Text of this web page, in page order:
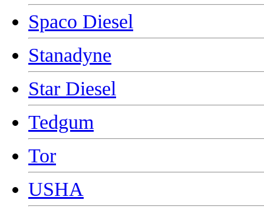
Spaco Diesel
Stanadyne
Star Diesel
Tedgum
Tor
USHA